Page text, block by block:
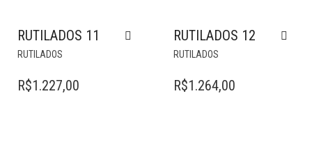
RUTILADOS 11
RUTILADOS
R$1.227,00
RUTILADOS 12
RUTILADOS
R$1.264,00